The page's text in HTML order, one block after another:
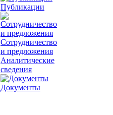
Публикации
Сотрудничество
и предложения
Аналитические
сведения
Документы